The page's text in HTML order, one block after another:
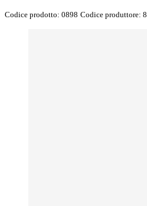
Codice prodotto: 0898 Codice produttore: